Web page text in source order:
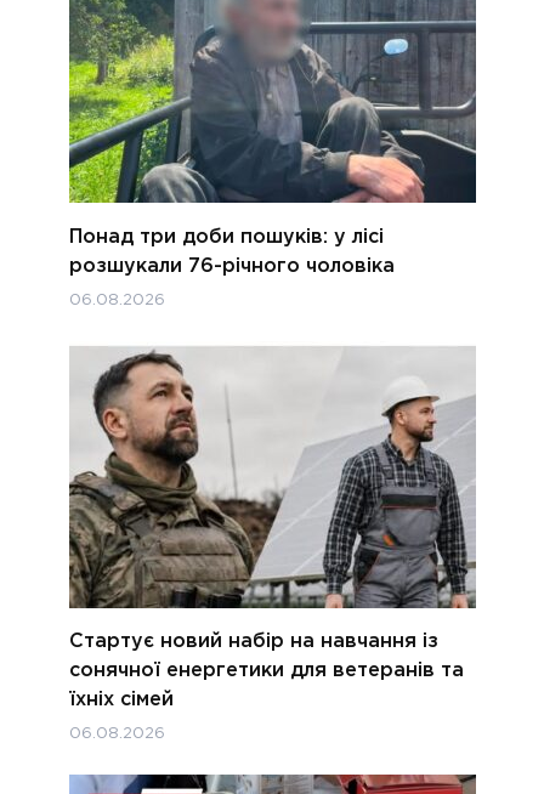
Понад три доби пошуків: у лісі
розшукали 76-річного чоловіка
06.08.2026
Стартує новий набір на навчання із
сонячної енергетики для ветеранів та
їхніх сімей
06.08.2026